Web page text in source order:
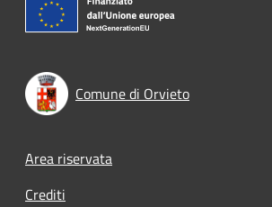
Comune di Orvieto
Footer menu
Area riservata
Crediti